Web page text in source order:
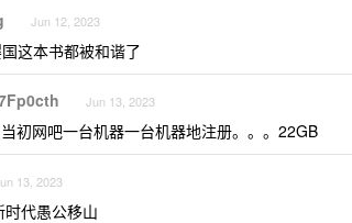
Jun 12, 2023
这本书都被和谐了
Jun 13, 2023
当初网吧一台机器一台机器地注册。。。22GB
13, 2023
时代愚公移山